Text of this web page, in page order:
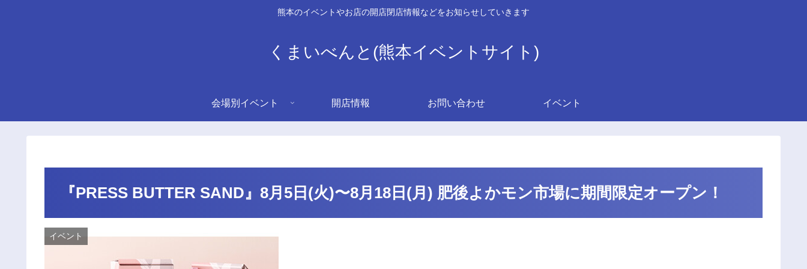
熊本のイベントやお店の開店閉店情報などをお知らせしていきます
くまいべんと(熊本イベントサイト)
会場別イベント 開店情報 お問い合わせ イベント
『PRESS BUTTER SAND』8月5日(火)〜8月18日(月) 肥後よかモン市場に期間限定オープン！
イベント